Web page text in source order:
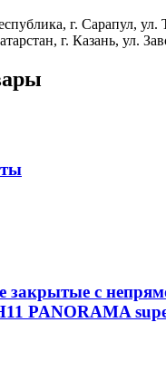
г. Сарапул, ул.
г. Казань, ул.
закрытые с
PANORAMA